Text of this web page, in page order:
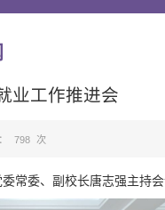
业工作推进会
798 次
常委、副校长唐志强主持